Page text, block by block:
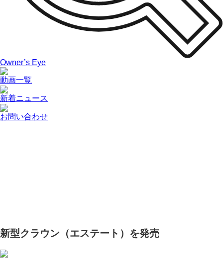
Owner’s Eye
動画一覧
新着ニュース
お問い合わせ
新型クラウン（エステート）を発売